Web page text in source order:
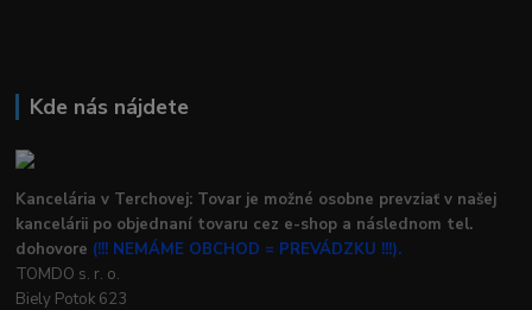
Kde nás nájdete
Kancelária v Terchovej: Tovar je možné osobne prevziať v našej
kancelárii po objednaní tovaru cez e-shop a následnom tel.
dohovore (!!! NEMÁME OBCHOD = PREVÁDZKU !!!).
TOMDO s. r. o.
Biely Potok 623